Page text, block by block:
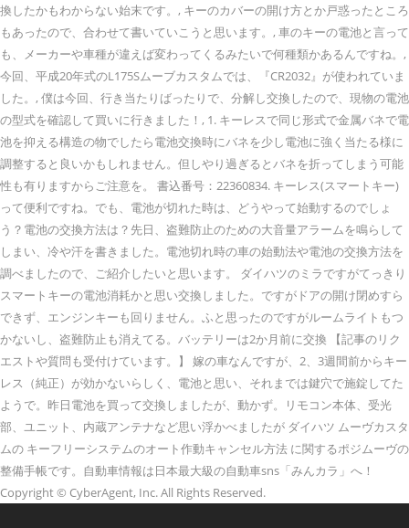
換したかもわからない始末です。, キーのカバーの開け方とか戸惑ったところ
もあったので、合わせて書いていこうと思います。, 車のキーの電池と言って
も、メーカーや車種が違えば変わってくるみたいで何種類かあるんですね。,
今回、平成20年式のL175Sムーブカスタムでは、『CR2032』が使われていま
した。, 僕は今回、行き当たりばったりで、分解し交換したので、現物の電池
の型式を確認して買いに行きました！, 1. キーレスで同じ形式で金属バネで電
池を抑える構造の物でしたら電池交換時にバネを少し電池に強く当たる様に
調整すると良いかもしれません。但しやり過ぎるとバネを折ってしまう可能
性も有りますからご注意を。 書込番号：22360834. キーレス(スマートキー)
って便利ですね。でも、電池が切れた時は、どうやって始動するのでしょ
う？電池の交換方法は？先日、盗難防止のための大音量アラームを鳴らして
しまい、冷や汗を書きました。電池切れ時の車の始動法や電池の交換方法を
調べましたので、ご紹介したいと思います。 ダイハツのミラですがてっきり
スマートキーの電池消耗かと思い交換しました。ですがドアの開け閉めすら
できず、エンジンキーも回りません。ふと思ったのですがルームライトもつ
かないし、盗難防止も消えてる。バッテリーは2か月前に交換 【記事のリク
エストや質問も受付けています。】 嫁の車なんですが、2、3週間前からキー
レス（純正）が効かないらしく、電池と思い、それまでは鍵穴で施錠してた
ようで。昨日電池を買って交換しましたが、動かず。リモコン本体、受光
部、ユニット、内蔵アンテナなど思い浮かべましたが ダイハツ ムーヴカスタ
ムの キーフリーシステムのオート作動キャンセル方法 に関するポジムーヴの
整備手帳です。自動車情報は日本最大級の自動車sns「みんカラ」へ！
Copyright © CyberAgent, Inc. All Rights Reserved.